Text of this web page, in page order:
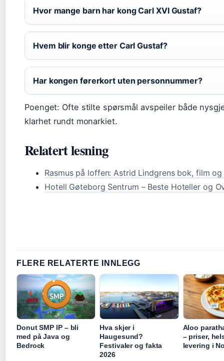
Hvor mange barn har kong Carl XVI Gustaf?
Hvem blir konge etter Carl Gustaf?
Har kongen førerkort uten personnummer?
Poenget: Ofte stilte spørsmål avspeiler både
klarhet rundt monarkiet.
Relatert lesning
Rasmus på loffen: Astrid Lindgrens bok, film
Hotell Gøteborg Sentrum – Beste Hoteller og
FLERE RELATERTE INNLEGG
Donut SMP IP – bli
med på Java og
Bedrock
Hva skjer i
Haugesund?
Festivaler og fakta
2026
Aloo
– priser,
levering i